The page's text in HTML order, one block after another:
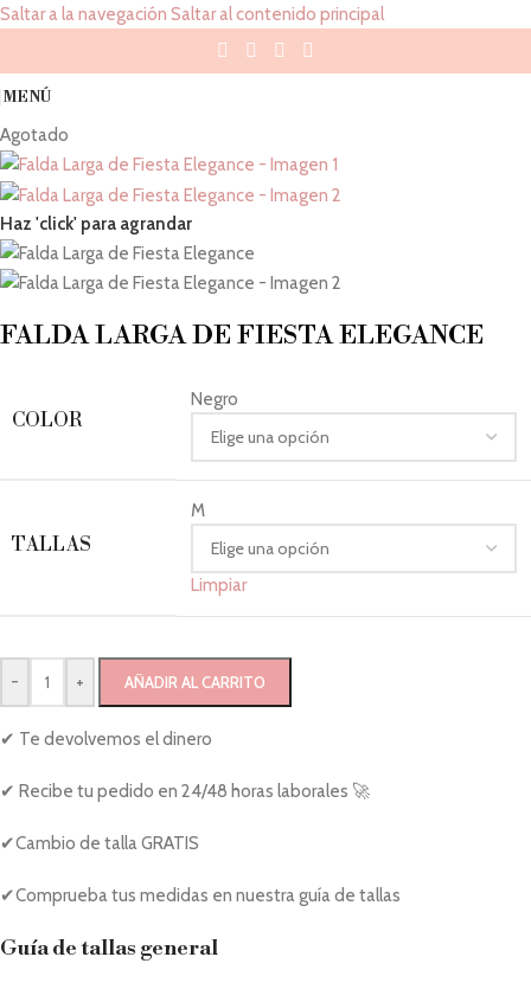
Saltar a la navegación Saltar al contenido principal
MENÚ
Agotado
Haz 'click' para agrandar
FALDA LARGA DE FIESTA ELEGANCE
COLOR
Negro
TALLAS
M
Limpiar
- + AÑADIR AL CARRITO
✔ Te devolvemos el dinero
✔ Recibe tu pedido en 24/48 horas laborales 🚀
✔Cambio de talla GRATIS
✔Comprueba tus medidas en nuestra guía de tallas
Guía de tallas general